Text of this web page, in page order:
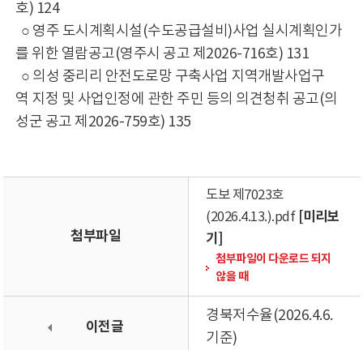
호) 124
○ 영주 도시계획시설(수도공급설비)사업 실시계획인가
를 위한 열람공고(영주시 공고 제2026-716호) 131
○ 의성 중리리 안전도로망 구축사업 지역개발사업구
역 지정 및 사업인정에 관한 주민 등의 의견청취 공고(의
성군 공고 제2026-759호) 135
첨부파일
도보 제7023호
(2026.4.13.).pdf [미리보
기]
첨부파일이 다운로드 되지
않을 때
이전글
경북저수율(2026.4.6.
기준)